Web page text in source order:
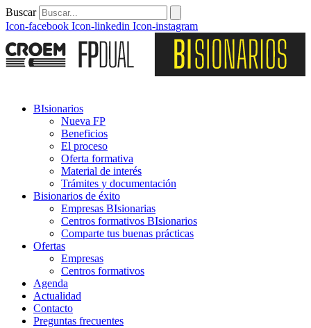
Buscar
Icon-facebook Icon-linkedin Icon-instagram
BIsionarios
Nueva FP
Beneficios
El proceso
Oferta formativa
Material de interés
Trámites y documentación
Bisionarios de éxito
Empresas BIsionarias
Centros formativos BIsionarios
Comparte tus buenas prácticas
Ofertas
Empresas
Centros formativos
Agenda
Actualidad
Contacto
Preguntas frecuentes